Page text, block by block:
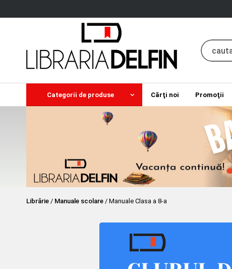
Categorii de produse Cărţi noi Promoţii
Librărie / Manuale scolare / Manuale Clasa a 8-a